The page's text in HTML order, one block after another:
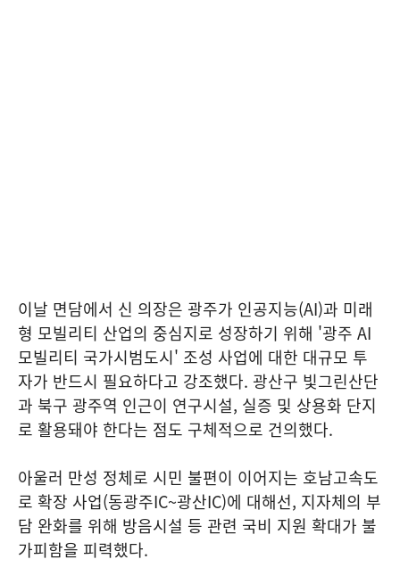
이날 면담에서 신 의장은 광주가 인공지능(AI)과 미래
형 모빌리티 산업의 중심지로 성장하기 위해 '광주 AI
모빌리티 국가시범도시' 조성 사업에 대한 대규모 투
자가 반드시 필요하다고 강조했다. 광산구 빛그린산단
과 북구 광주역 인근이 연구시설, 실증 및 상용화 단지
로 활용돼야 한다는 점도 구체적으로 건의했다.
아울러 만성 정체로 시민 불편이 이어지는 호남고속도
로 확장 사업(동광주IC~광산IC)에 대해선, 지자체의 부
담 완화를 위해 방음시설 등 관련 국비 지원 확대가 불
가피함을 피력했다.